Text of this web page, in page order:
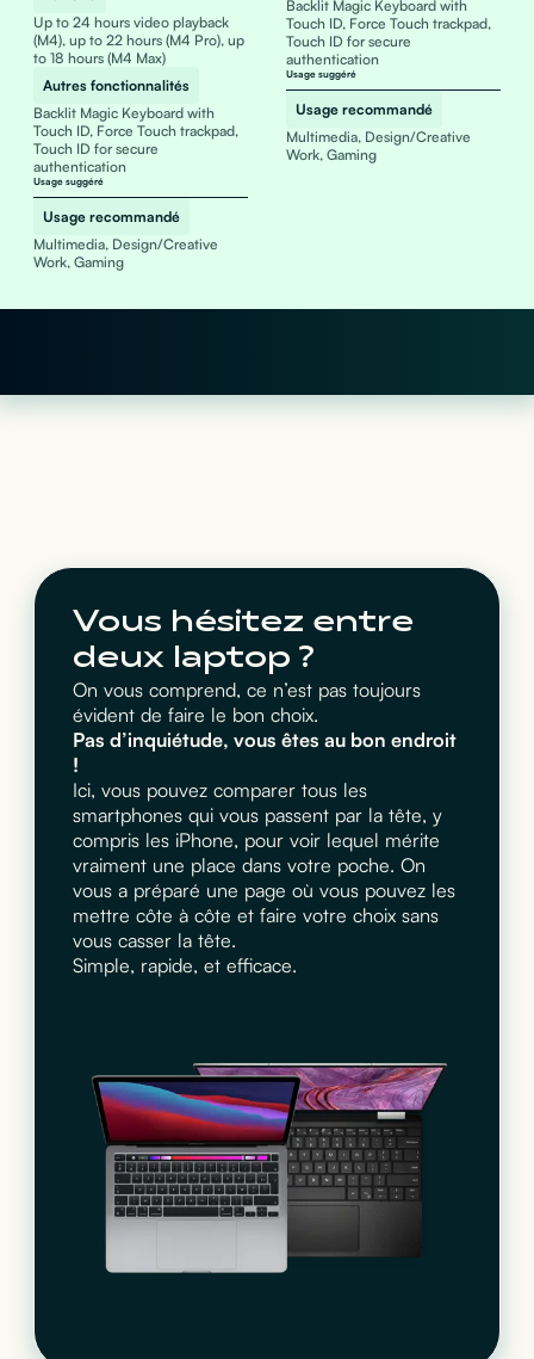
Up to 24 hours video playback
(M4), up to 22 hours (M4 Pro), up
to 18 hours (M4 Max)
Autres fonctionnalités
Backlit Magic Keyboard with
Touch ID, Force Touch trackpad,
Touch ID for secure
authentication
Usage suggéré
Usage recommandé
Multimedia, Design/Creative
Work, Gaming
Backlit Magic Keyboard with
Touch ID, Force Touch trackpad,
Touch ID for secure
authentication
Usage suggéré
Usage recommandé
Multimedia, Design/Creative
Work, Gaming
Vous hésitez entre
deux laptop ?
On vous comprend, ce n’est pas toujours
évident de faire le bon choix.
Pas d’inquiétude, vous êtes au bon endroit
!
Ici, vous pouvez comparer tous les
smartphones qui vous passent par la tête, y
compris les iPhone, pour voir lequel mérite
vraiment une place dans votre poche. On
vous a préparé une page où vous pouvez les
mettre côte à côte et faire votre choix sans
vous casser la tête.
Simple, rapide, et efficace.